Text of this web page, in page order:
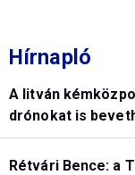
Hírnapló
A litván
drónokat is
Rétvári Bence: a